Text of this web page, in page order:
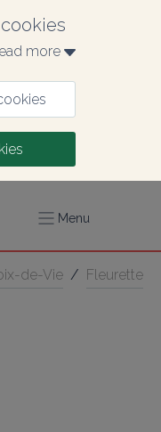
more
Menu
de-Vie / Fleurette